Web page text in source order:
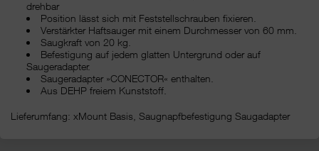
drehbar
Position lässt sich mit Feststellschrauben fixieren.
Verstärkter Haftsauger mit einem Durchmesser von 60 mm.
Saugkraft von 20 kg.
Befestigung auf jedem glatten Untergrund oder auf
Saugeradapter.
Saugeradapter »CONECTOR« enthalten.
Aus DEHP freiem Kunststoff.
Lieferumfang: xMount Basis, Saugnapfbefestigung Saugadapter